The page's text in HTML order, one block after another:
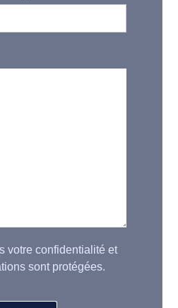
votre confidentialité et
sont protégées.